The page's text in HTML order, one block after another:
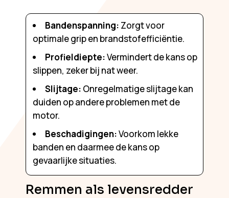
Bandenspanning: Zorgt voor
optimale grip en brandstofefficiëntie.
Profieldiepte:Vermindert de kans op
slippen, zeker bij nat weer.
Slijtage: Onregelmatige slijtage kan
duiden op andere problemen met de
motor.
Beschadigingen:Voorkom lekke
banden en daarmee de kans op
gevaarlijke situaties.
Remmen als levensredder